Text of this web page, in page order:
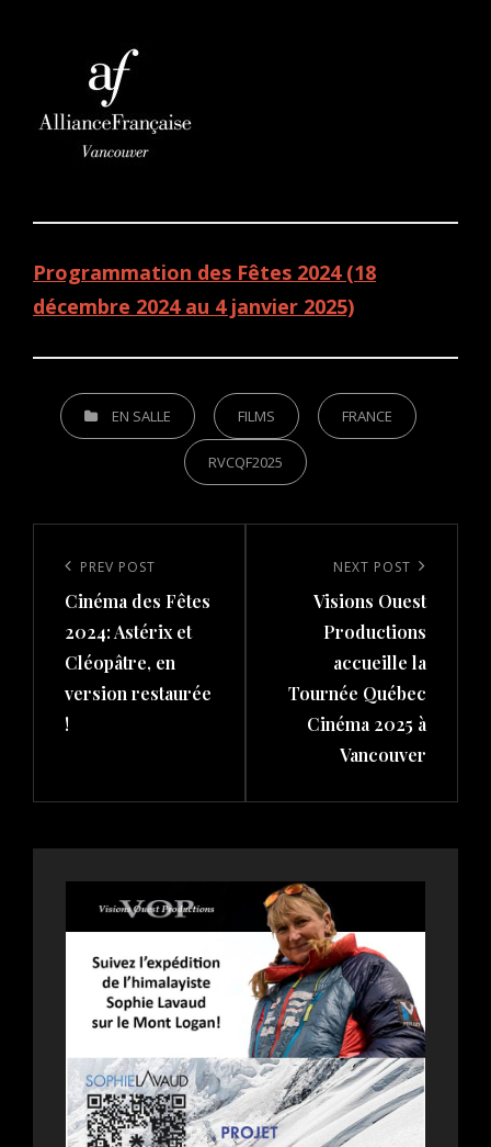
Programmation des Fêtes 2024 (18
décembre 2024 au 4 janvier 2025)
CATEGORIESEN SALLE FILMS FRANCE
RVCQF2025
navigation
Previous
Post
PREV POST
Cinéma des Fêtes
2024: Astérix et
Cléopâtre, en
version restaurée
!
Post
NEXT POST
Visions Ouest
Productions
accueille la
Tournée Québec
Cinéma 2025 à
Vancouver